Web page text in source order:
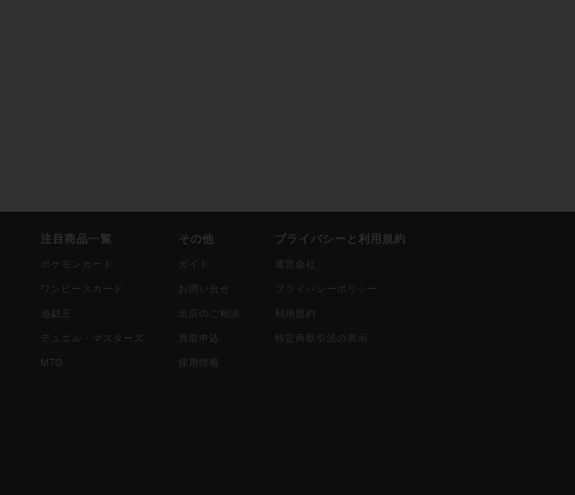
注目商品一覧
ポケモンカード
ワンピースカード
遊戯王
デュエル・マスターズ
MTG
その他
ガイド
お問い合せ
出店のご相談
買取申込
採用情報
プライバシーと利用規約
運営会社
プライバシーポリシー
利用規約
特定商取引法の表示